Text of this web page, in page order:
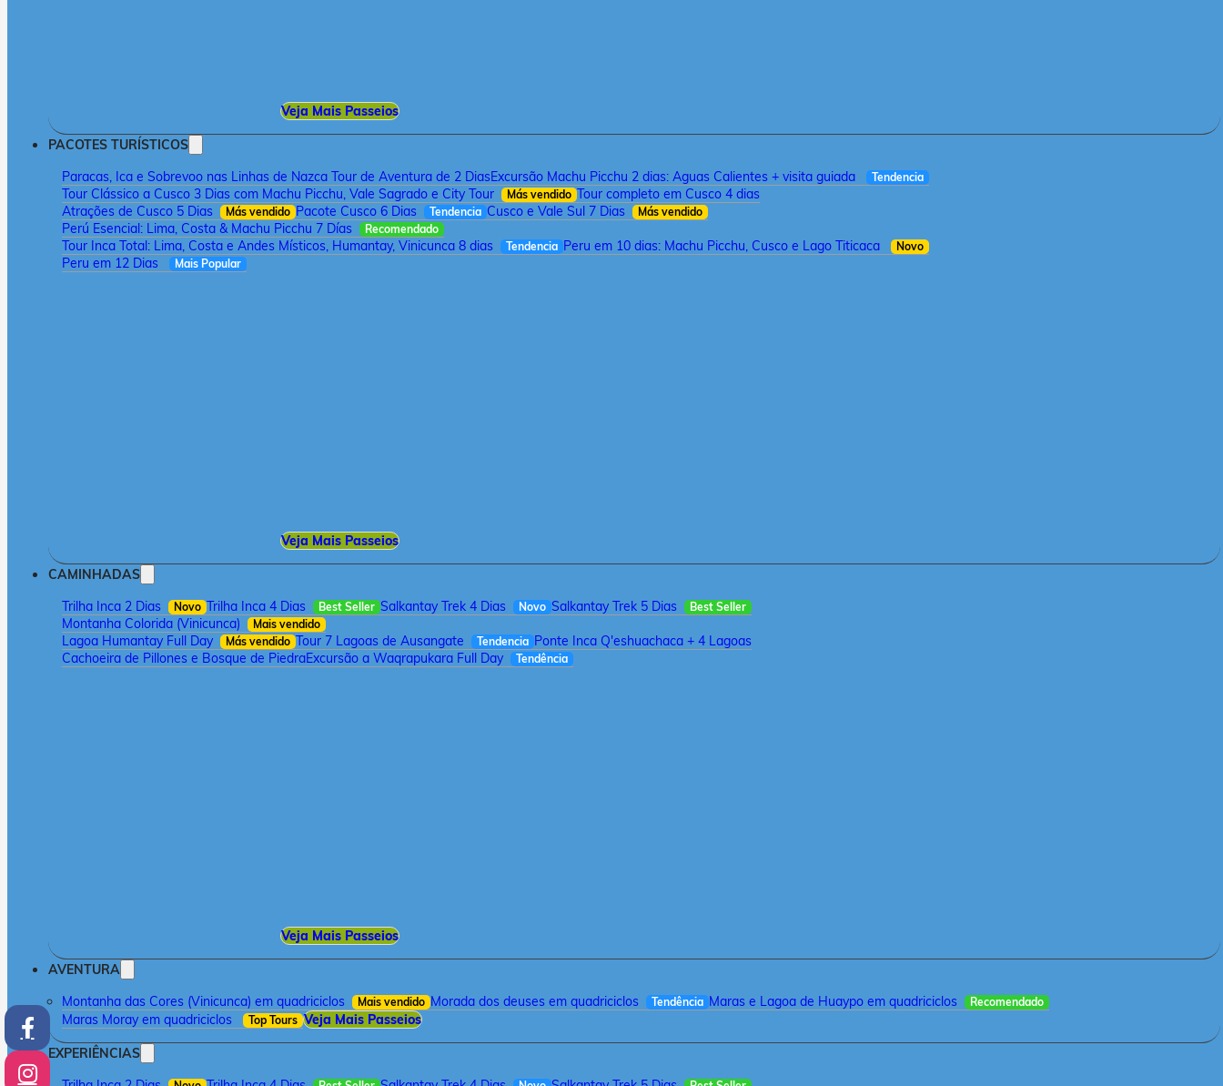
Veja Mais Passeios
PACOTES TURÍSTICOS
Paracas, Ica e Sobrevoo nas Linhas de Nazca Tour de Aventura de 2 DiasExcursão Machu Picchu 2 dias: Aguas Calientes + visita guiada Tendencia
Tour Clássico a Cusco 3 Dias com Machu Picchu, Vale Sagrado e City Tour Más vendido Tour completo em Cusco 4 dias
Atrações de Cusco 5 Dias
Más vendido Pacote Cusco 6 Dias Tendencia Cusco e Vale Sul 7 Dias Más vendido
Perú Esencial: Lima, Costa & Machu Picchu 7 Días Recomendado
Tour Inca Total: Lima, Costa e Andes Místicos, Humantay, Vinicunca 8 dias Tendencia Peru em 10 dias: Machu Picchu, Cusco e Lago Titicaca Novo
Peru em 12 Dias Mais Popular
Veja Mais Passeios
CAMINHADAS
Trilha Inca 2 Dias
Novo Trilha Inca 4 Dias Best Seller Salkantay Trek 4 Dias Novo Salkantay Trek 5 Dias Best Seller
Montanha Colorida (Vinicunca) Mais vendido
Lagoa Humantay Full Day Más vendido Tour 7 Lagoas de Ausangate Tendencia Ponte Inca Q'eshuachaca + 4 Lagoas
Cachoeira de Pillones e Bosque de PiedraExcursão a Waqrapukara Full Day Tendência
Veja Mais Passeios
AVENTURA
Montanha das Cores (Vinicunca) em quadriciclos
Mais vendido Morada dos deuses em quadriciclos Tendência Maras e Lagoa de Huaypo em quadriciclos Recomendado
Maras Moray em quadriciclos Top Tours Veja Mais Passeios
EXPERIÊNCIAS